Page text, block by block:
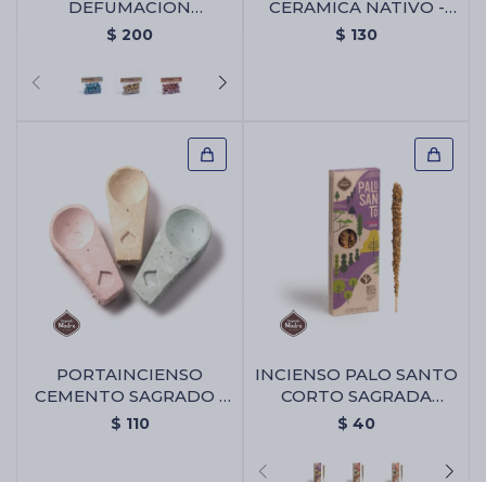
DEFUMACION
SAGRADA MADRE PACK
$ 200
CERAMICA NATIVO -
Portaincienso De
$ 130
PORTAINCIENSO
CEMENTO SAGRADO -
Portaincienso Cemento
$ 110
INCIENSO PALO SANTO
CORTO SAGRADA
MADRE X4 - Lavanda
$ 40